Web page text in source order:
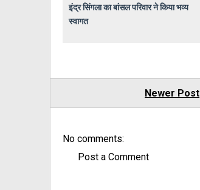
इंद्र सिंगला का बांसल परिवार ने किया भव्य
स्वागत
Newer Post
No comments:
Post a Comment